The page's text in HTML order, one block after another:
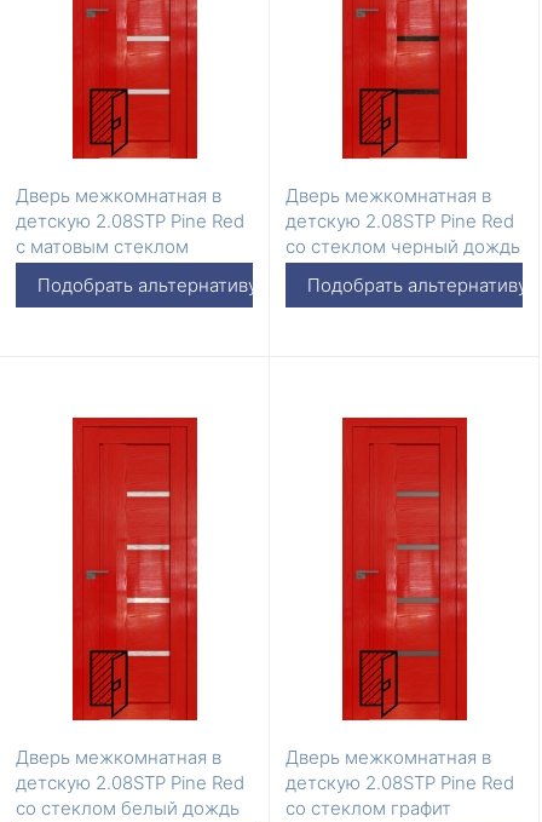
Дверь межкомнатная в
детскую 2.08STP Pine Red
с матовым стеклом
Подобрать альтернативу
Дверь межкомнатная в
детскую 2.08STP Pine Red
со стеклом черный дождь
Подобрать альтернативу
Дверь межкомнатная в
детскую 2.08STP Pine Red
со стеклом белый дождь
Дверь межкомнатная в
детскую 2.08STP Pine Red
со стеклом графит